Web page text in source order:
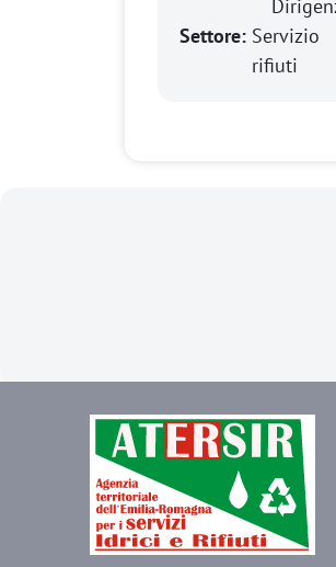
Settore: Servizio
rifiuti
Immagine